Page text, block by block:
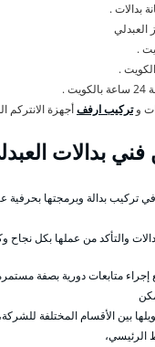
.
الكويت .
.
وتركيب ارففأجهزة الانتركم
بدالات
تركيب بدالة وبرمجتها بحرفية
والتأكد من عملها بكل نجاح
متابعات دورية بصفة
بين الأقسام المختلفة
الرئيسي،